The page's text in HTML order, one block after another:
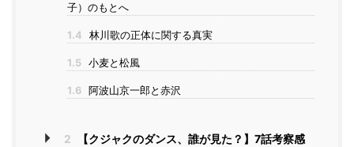
子）のもとへ
1.4 林川歌の正体に関する真実
1.5 小麦と松風
1.6 阿波山京一郎と赤沢
2
【クジャクのダンス、誰が見た？】7話考察感